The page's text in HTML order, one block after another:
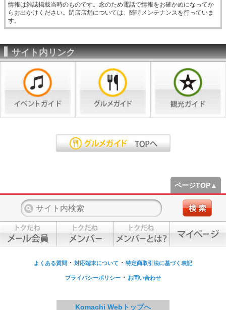
情報は雑誌掲載当時のものです。念のため電話で情報をお確かめになってか
らお出かけください。閉店店舗については、随時メンテナンスを行っていま
す。
サイト内リンク
ページTOP▲
よくある質問 ・ 対応端末について ・ 特定商取引法に基づく表記
プライバシーポリシー ・ お問い合わせ
Komachi Webトップへ